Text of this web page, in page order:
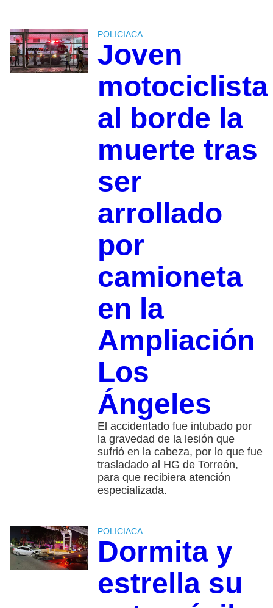
POLICIACA
Joven
motociclista
al borde la
muerte tras
ser
arrollado
por
camioneta
en la
Ampliación
Los
Ángeles
El accidentado fue intubado por
la gravedad de la lesión que
sufrió en la cabeza, por lo que fue
trasladado al HG de Torreón,
para que recibiera atención
especializada.
POLICIACA
Dormita y
estrella su